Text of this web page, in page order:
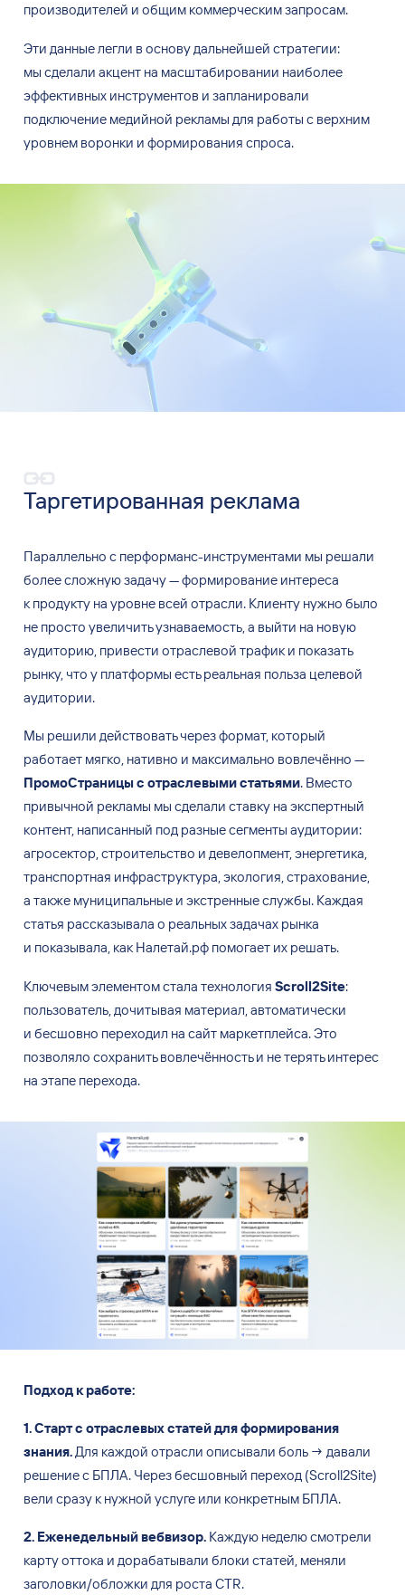
производителей и общим коммерческим запросам.
Эти данные легли в основу дальнейшей стратегии:
мы сделали акцент на масштабировании наиболее
эффективных инструментов и запланировали
подключение медийной рекламы для работы с верхним
уровнем воронки и формирования спроса.
Таргетированная реклама
Параллельно с перформанс-инструментами мы решали
более сложную задачу—формирование интереса
к продукту на уровне всей отрасли. Клиенту нужно было
не просто увеличить узнаваемость, а выйти на новую
аудиторию, привести отраслевой трафик и показать
рынку, что у платформы есть реальная польза целевой
аудитории.
Мы решили действовать через формат, который
работает мягко, нативно и максимально вовлечённо —
ПромоСтраницы с отраслевыми статьями. Вместо
привычной рекламы мы сделали ставку на экспертный
контент, написанный под разные сегменты аудитории:
агросектор, строительство и девелопмент, энергетика,
транспортная инфраструктура, экология, страхование,
а также муниципальные и экстренные службы. Каждая
статья рассказывала о реальных задачах рынка
и показывала, как Налетай.рф помогает их решать.
Ключевым элементом стала технология Scroll2Site:
пользователь, дочитывая материал, автоматически
и бесшовно переходил на сайт маркетплейса. Это
позволяло сохранить вовлечённость и нетерять интерес
на этапе перехода.
Подход к работе:
1. Старт с отраслевых статей для формирования
знания.Для каждой отрасли описывали боль → давали
решение с БПЛА. Через бесшовный переход (Scroll2Site)
вели сразу к нужной услуге или конкретным БПЛА.
2. Еженедельный вебвизор.Каждую неделю смотрели
карту оттока и дорабатывали блоки статей, меняли
заголовки/обложки для роста CTR.